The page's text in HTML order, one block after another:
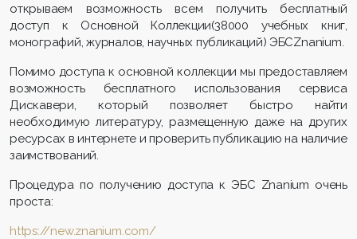
открываем возможность всем получить бесплатный
доступ к Основной Коллекции(38000 учебных книг,
монографий, журналов, научных публикаций) ЭБСZnanium.
Помимо доступа к основной коллекции мы предоставляем
возможность бесплатного использования сервиса
Дискавери, который позволяет быстро найти
необходимую литературу, размещенную даже на других
ресурсах в интернете и проверить публикацию на наличие
заимствований.
Процедура по получению доступа к ЭБС Znanium очень
проста:
https://new.znanium.com/